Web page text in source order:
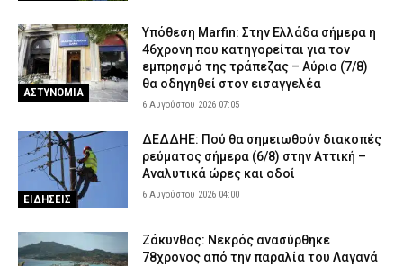
Κέρκυρα: Χειροπέδες σε δύο ανήλικους που έκλεβαν ρούχα από
καταστήματα
ΑΣΤΥΝΟΜΙΑ 5 Αυγούστου 2026 18:06
Εποχικοί Πυροσβέστες προς Τουρνά: «Γιατί ανακλήθηκαν οι
ΣΩΜΑΤΑ ΑΣΦΑΛΕΙΑΣ 5 Αυγούστου 2026 17:53
Οινόη – Χαλκίδα: Διακοπή σιδηροδρομικής γραμμής λόγω
φωτιάς – Τι ανακοίνωσε η Hellenic Train
ΕΙΔΗΣΕΙΣ
Εκτεταμένες επιχειρήσεις της ΕΛ.ΑΣ. οδήγησαν σε 23
συλλήψεις στη Στερεά Ελλάδα
ΑΣΤΥΝΟΜΙΑ
Υπόθεση Marfin: Στην Ελλάδα σήμερα η
46χρονη που κατηγορείται για τον
εμπρησμό της τράπεζας – Αύριο (7/8)
θα οδηγηθεί στον εισαγγελέα
6 Αυγούστου 2026 07:05
ΕΙΔΗΣΕΙΣ
ΔΕΔΔΗΕ: Πού θα σημειωθούν διακοπές
ρεύματος σήμερα (6/8) στην Αττική –
Αναλυτικά ώρες και οδοί
6 Αυγούστου 2026 04:00
Ζάκυνθος: Νεκρός ανασύρθηκε
78χρονος από την παραλία του Λαγανά